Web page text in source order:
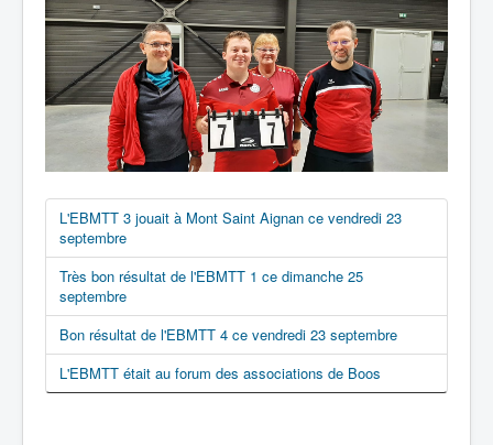
L'EBMTT 3 jouait à Mont Saint Aignan ce vendredi 23
septembre
Très bon résultat de l'EBMTT 1 ce dimanche 25
septembre
Bon résultat de l'EBMTT 4 ce vendredi 23 septembre
L'EBMTT était au forum des associations de Boos